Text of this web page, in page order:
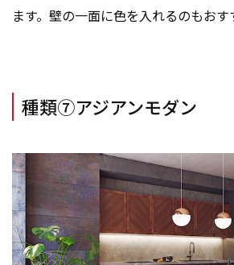
ます。壁の一面に色を入れるのもおす
種類⑦アジアンモダン